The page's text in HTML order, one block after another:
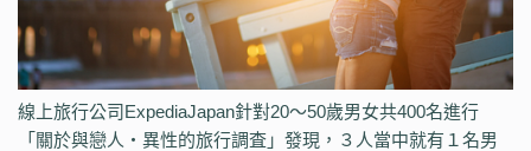
線上旅行公司ExpediaJapan針對20～50歲男女共400名進行
「關於與戀人・異性的旅行調査」發現，３人當中就有１名男